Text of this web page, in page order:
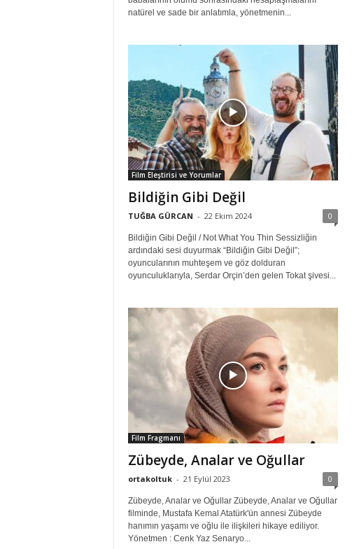
natürel ve sade bir anlatımla, yönetmenin...
Film Eleştirisi ve Yorumlar
Bildiğin Gibi Değil
TUĞBA GÜRCAN - 22 Ekim 2024 0
Bildiğin Gibi Değil / Not What You Thin Sessizliğin
ardındaki sesi duyurmak “Bildiğin Gibi Değil”;
oyuncularının muhteşem ve göz dolduran
oyunculuklarıyla, Serdar Orçin’den gelen Tokat şivesi...
Film Fragmanı
Zübeyde, Analar ve Oğullar
ortakoltuk - 21 Eylül 2023 0
Zübeyde, Analar ve Oğullar Zübeyde, Analar ve Oğullar
filminde, Mustafa Kemal Atatürk'ün annesi Zübeyde
hanımın yaşamı ve oğlu ile ilişkileri hikaye ediliyor.
Yönetmen : Cenk Yaz Senaryo...